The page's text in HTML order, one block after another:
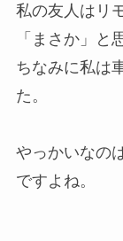
私の友人はリ
「まさか」と
ちなみに私は
た。
やっかいなの
ですよね。